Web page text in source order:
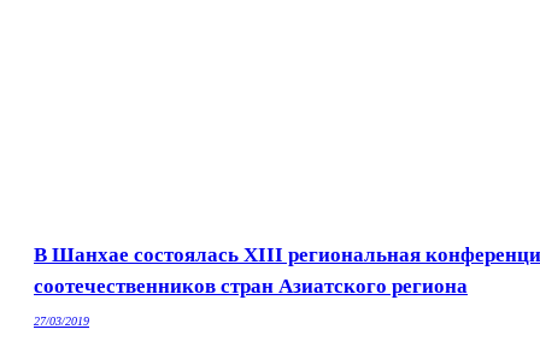
В Шанхае состоялась XIII региональная
соотечественников стран Азиатского региона
27/03/2019